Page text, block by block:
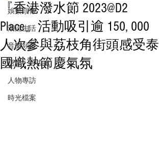
娛樂頭條
潮流生活
音樂頻道
活動・好去處
人物專訪
時光檔案
『香港潑水節 2023@D2
Place』活動吸引逾 150, 000
人次參與荔枝角街頭感受泰
國熾熱節慶氣氛